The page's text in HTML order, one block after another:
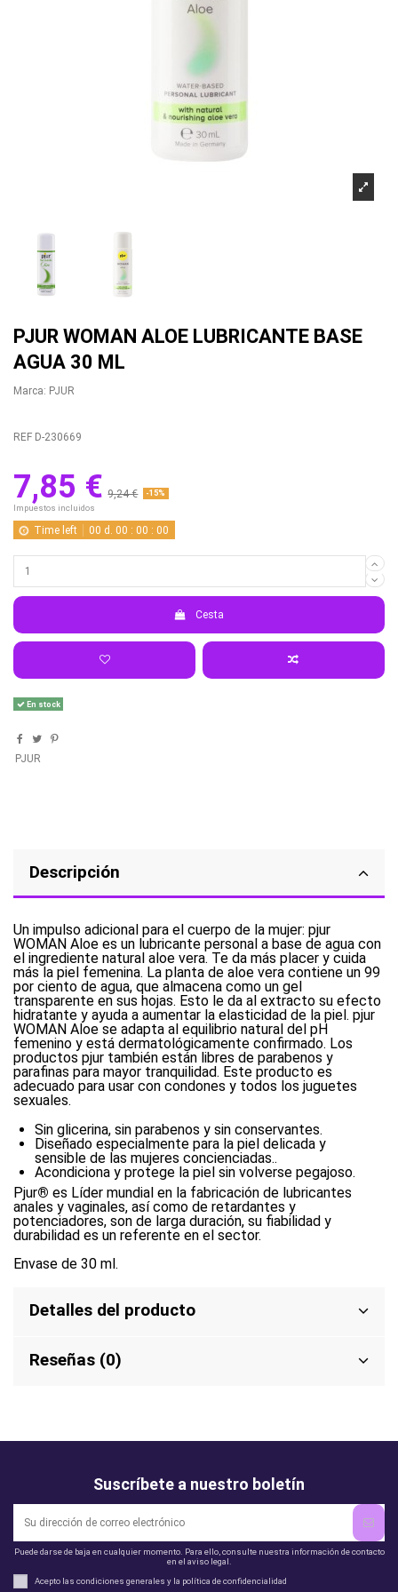
PJUR WOMAN ALOE LUBRICANTE BASE
AGUA 30 ML
Marca: PJUR
REF D-230669
7,85 € 9,24 € -15%
Impuestos incluidos
Time left 00 d. 00 :00 :00
Cesta
En stock
PJUR
Descripción
Un impulso adicional para el cuerpo de la mujer: pjur
WOMAN Aloe es un lubricante personal a base de agua con
el ingrediente natural aloe vera. Te da más placer y cuida
más la piel femenina. La planta de aloe vera contiene un 99
por ciento de agua, que almacena como un gel
transparente en sus hojas. Esto le da al extracto su efecto
hidratante y ayuda a aumentar la elasticidad de la piel. pjur
WOMAN Aloe se adapta al equilibrio natural del pH
femenino y está dermatológicamente confirmado. Los
productos pjur también están libres de parabenos y
parafinas para mayor tranquilidad. Este producto es
adecuado para usar con condones y todos los juguetes
sexuales.
Sin glicerina, sin parabenos y sin conservantes.
Diseñado especialmente para la piel delicada y
sensible de las mujeres concienciadas..
Acondiciona y protege la piel sin volverse pegajoso.
Pjur® es Líder mundial en la fabricación de lubricantes
anales y vaginales, así como de retardantes y
potenciadores, son de larga duración, su fiabilidad y
durabilidad es un referente en el sector.
Envase de 30 ml.
Detalles del producto
Reseñas (0)
Suscríbete a nuestro boletín
Puede darse de baja en cualquier momento. Para ello, consulte nuestra información de contacto
en el aviso legal.
Acepto las condiciones generales y la política de confidencialidad